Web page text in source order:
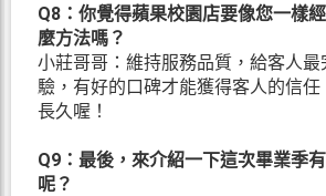
Q8：你覺得蘋果校園店要像您一樣
麼方法嗎？
小莊哥哥：維持服務品質，給客人最
驗，有好的口碑才能獲得客人的信
長久喔！
Q9：最後，來介紹一下這次畢業季
呢？